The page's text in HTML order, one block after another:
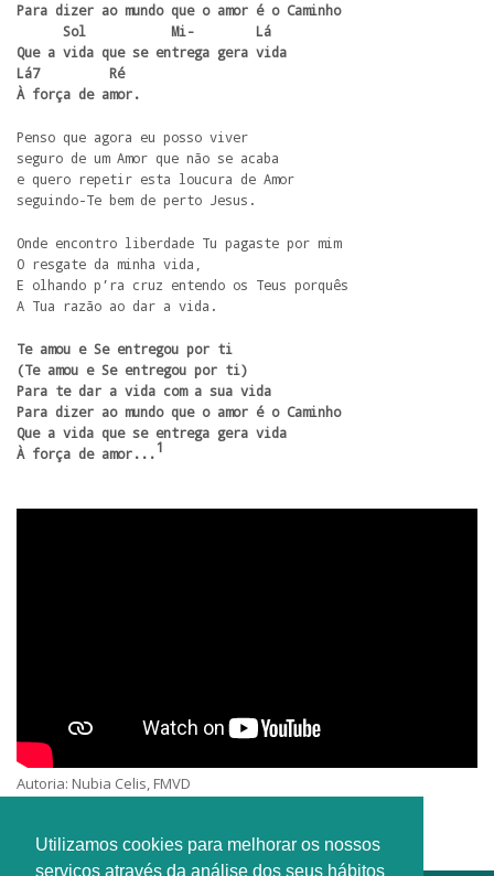
Utilizamos cookies para melhorar os nossos
serviços através da análise dos seus hábitos
Para dizer ao mundo que o amor é o Caminho
Que a vida que se entrega gera vida
Lá7         Ré
À força de amor.
Penso que agora eu posso viver
seguro de um Amor que não se acaba
e quero repetir esta loucura de Amor
seguindo-Te bem de perto Jesus.
Onde encontro liberdade Tu pagaste por mim
O resgate da minha vida,
E olhando p’ra cruz entendo os Teus porquês
A Tua razão ao dar a vida.
Te amou e Se entregou por ti
(Te amou e Se entregou por ti)
Para te dar a vida com a sua vida
Para dizer ao mundo que o amor é o Caminho
Que a vida que se entrega gera vida
À força de amor...1
Autoria: Nubia Celis, FMVD